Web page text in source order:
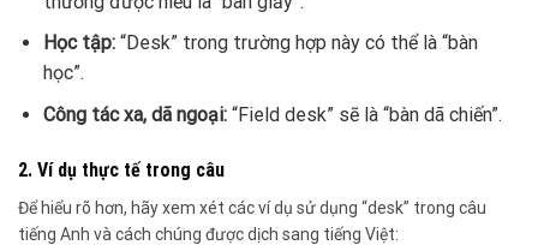
Học tập:“Desk” trong trường hợp này có thể là “bàn
học”.
Công tác xa, dã ngoại:“Field desk” sẽ là “bàn dã chiến”.
2. Ví dụ thực tế trong câu
Để hiểu rõ hơn, hãy xem xét các ví dụ sử dụng “desk” trong câu
tiếng Anh và cách chúng được dịch sang tiếng Việt: